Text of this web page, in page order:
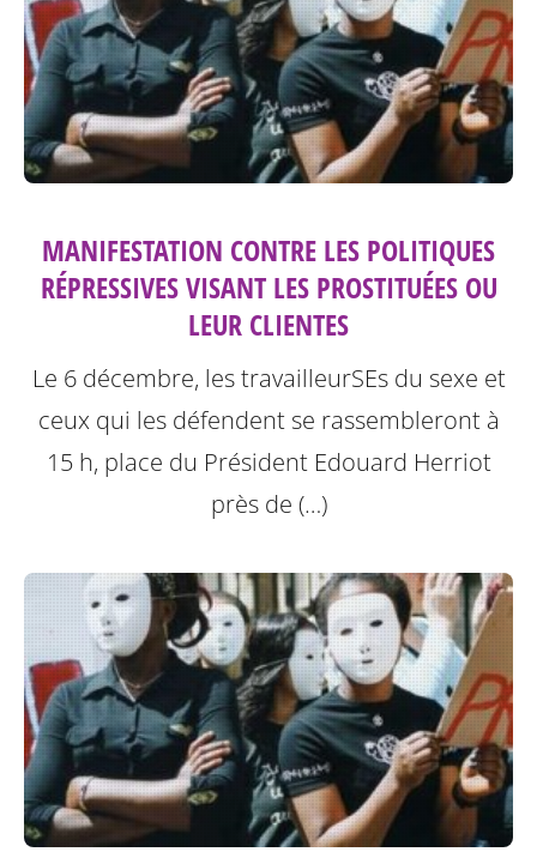
MANIFESTATION CONTRE LES POLITIQUES
RÉPRESSIVES VISANT LES PROSTITUÉES OU
LEUR CLIENTES
Le 6 décembre, les travailleurSEs du sexe et
ceux qui les défendent se rassembleront à
15 h, place du Président Edouard Herriot
près de (…)